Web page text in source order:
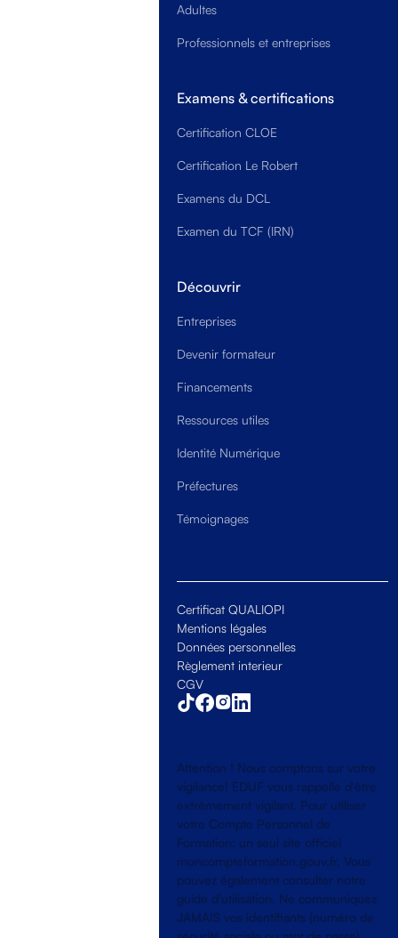
Adultes
Professionnels et entreprises
Examens & certifications
Certification CLOE
Certification Le Robert
Examens du DCL
Examen du TCF (IRN)
Découvrir
Entreprises
Devenir formateur
Financements
Ressources utiles
Identité Numérique
Préfectures
Témoignages
Certificat QUALIOPI
Mentions légales
Données personnelles
Règlement interieur
CGV
Attention ! Nous comptons sur votre
vigilance! EDUF vous rappelle d'être
extrêmement vigilant. Pour utiliser
votre Compte Personnel de
Formation: un seul site officiel
moncompteformation.gouv.fr. Vous
pouvez également consulter notre
guide d'utilisation. Ne communiquez
JAMAIS vos identifiants (numéro de